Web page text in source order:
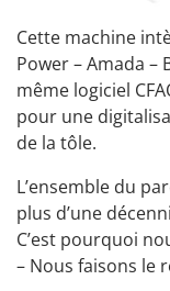
Cette machine
Power – Amada
même logiciel
pour une
de la tôle.
L’ensemble du
plus d’une
C’est pourquoi
– Nous faisons le